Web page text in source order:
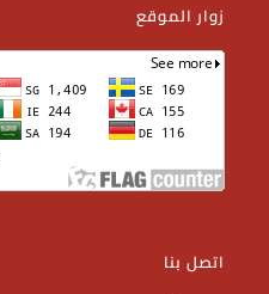
زوار الموقع
اتصل بنا